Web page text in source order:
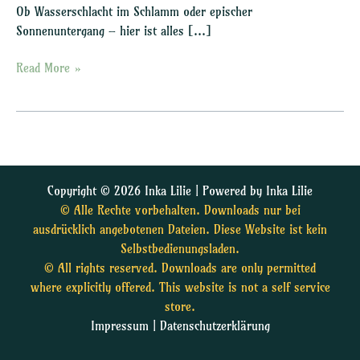
Ob Wasserschlacht im Schlamm oder epischer
Sonnenuntergang – hier ist alles […]
Read More »
Copyright © 2026 Inka Lilie | Powered by Inka Lilie
© Alle Rechte vorbehalten. Downloads nur bei
ausdrücklich angebotenen Dateien. Diese Website ist kein
Selbstbedienungsladen.
© All rights reserved. Downloads are only permitted
where explicitly offered. This website is not a self service
store.
Impressum| Datenschutzerklärung